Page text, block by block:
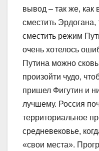
вывод – так же, как
сместить Эрдогана,
сместить режим
очень хотелось
Путина можно
произойти чудо,
пришел Фигутин и
лучшему. Россия
территориальное
средневековье,
«свои места».